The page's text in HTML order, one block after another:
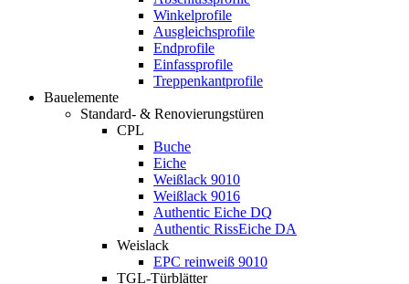
Winkelprofile
Ausgleichsprofile
Endprofile
Einfassprofile
Treppenkantprofile
Bauelemente
Standard- & Renovierungstüren
CPL
Buche
Eiche
Weißlack 9010
Weißlack 9016
Authentic Eiche DQ
Authentic RissEiche DA
Weislack
EPC reinweiß 9010
TGL-Türblätter